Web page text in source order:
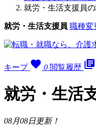
就労・生活支援員
就労・生活支援員 職種変
キープ favorite 0 閲覧履歴 library_books
就労・生活
08月08日更新！